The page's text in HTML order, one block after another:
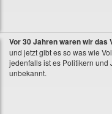
Vor 30 Jahren waren wir das
und jetzt gibt es so was wie
jedenfalls ist es Politikern und
unbekannt.